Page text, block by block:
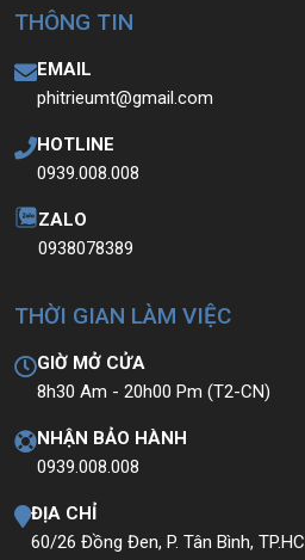
THÔNG TIN
EMAIL
phitrieumt@gmail.com
HOTLINE
0939.008.008
ZALO
0938078389
THỜI GIAN LÀM VIỆC
GIỜ MỞ CỬA
8h30 Am - 20h00 Pm (T2-CN)
NHẬN BẢO HÀNH
0939.008.008
ĐỊA CHỈ
60/26 Đồng Đen, P. Tân Bình,